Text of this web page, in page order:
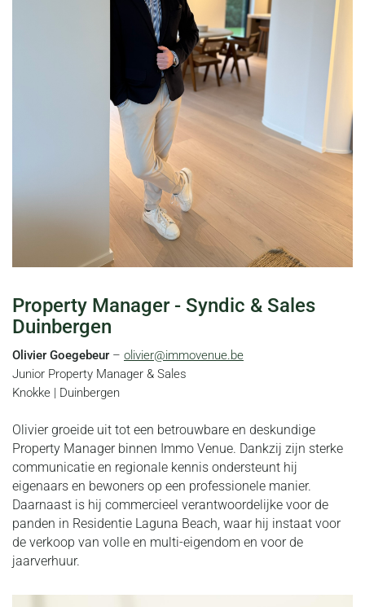
Property Manager - Syndic & Sales
Duinbergen
Olivier Goegebeur – olivier@immovenue.be
Junior Property Manager & Sales
Knokke | Duinbergen
Olivier groeide uit tot een betrouwbare en deskundige
Property Manager binnen Immo Venue. Dankzij zijn sterke
communicatie en regionale kennis ondersteunt hij
eigenaars en bewoners op een professionele manier.
Daarnaast is hij commercieel verantwoordelijke voor de
panden in Residentie Laguna Beach, waar hij instaat voor
de verkoop van volle en multi-eigendom en voor de
jaarverhuur.